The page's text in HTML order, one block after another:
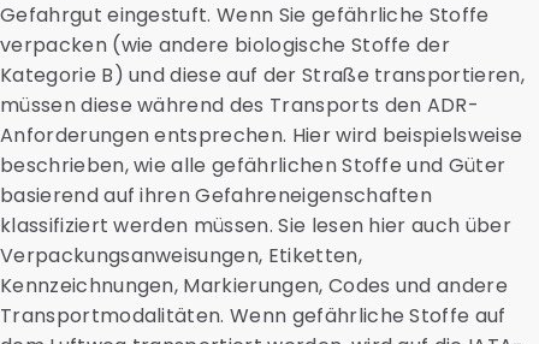
Gefahrgut eingestuft. Wenn Sie gefährliche Stoffe
verpacken (wie andere biologische Stoffe der
Kategorie B) und diese auf der Straße transportieren,
müssen diese während des Transports den ADR-
Anforderungen entsprechen. Hier wird beispielsweise
beschrieben, wie alle gefährlichen Stoffe und Güter
basierend auf ihren Gefahreneigenschaften
klassifiziert werden müssen. Sie lesen hier auch über
Verpackungsanweisungen, Etiketten,
Kennzeichnungen, Markierungen, Codes und andere
Transportmodalitäten. Wenn gefährliche Stoffe auf